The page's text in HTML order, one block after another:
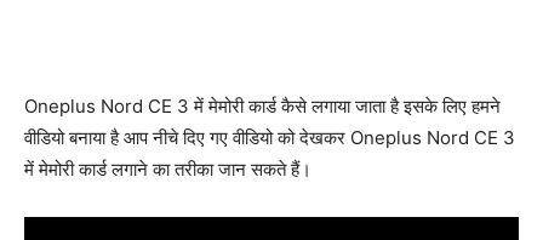
Oneplus Nord CE 3 में मेमोरी कार्ड कैसे लगाया जाता है इसके लिए हमने
वीडियो बनाया है आप नीचे दिए गए वीडियो को देखकर Oneplus Nord CE 3
में मेमोरी कार्ड लगाने का तरीका जान सकते हैं।